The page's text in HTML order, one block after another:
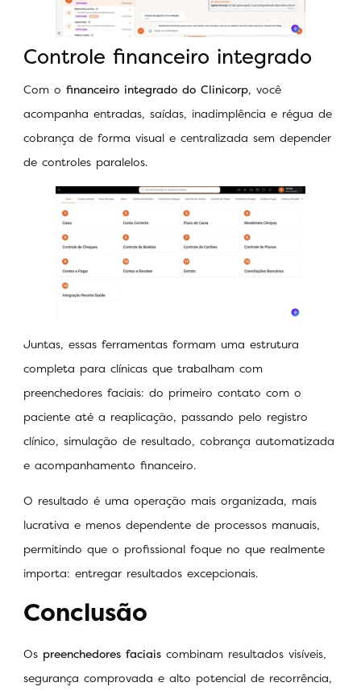
Controle financeiro integrado
Com o financeiro integrado do Clinicorp, você
acompanha entradas, saídas, inadimplência e régua de
cobrança de forma visual e centralizada sem depender
de controles paralelos.
Juntas, essas ferramentas formam uma estrutura
completa para clínicas que trabalham com
preenchedores faciais: do primeiro contato com o
paciente até a reaplicação, passando pelo registro
clínico, simulação de resultado, cobrança automatizada
e acompanhamento financeiro.
O resultado é uma operação mais organizada, mais
lucrativa e menos dependente de processos manuais,
permitindo que o profissional foque no que realmente
importa: entregar resultados excepcionais.
Conclusão
Os preenchedores faciais combinam resultados visíveis,
segurança comprovada e alto potencial de recorrência,